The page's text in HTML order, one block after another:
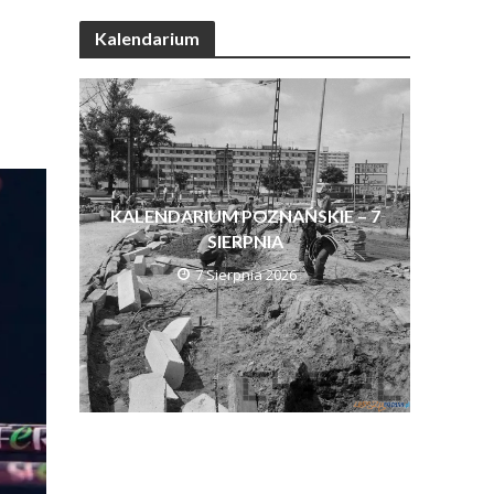
Kalendarium
KALENDARIUM POZNAŃSKIE – 7
SIERPNIA
7 Sierpnia 2026